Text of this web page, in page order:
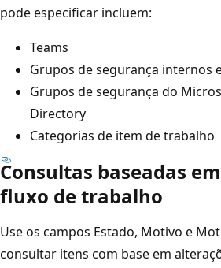
pode especificar incluem:
Teams
Grupos de segurança internos
Grupos de segurança do
Directory
Categorias de item de trabalho
Consultas baseadas
fluxo de trabalho
Use os campos Estado, Motivo e
consultar itens com base em